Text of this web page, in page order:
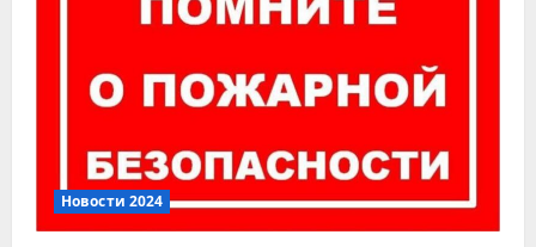
Новости 2024